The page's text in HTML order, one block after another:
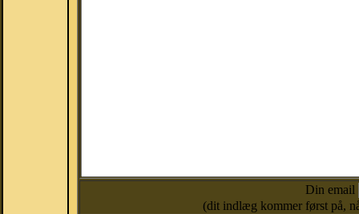
Din email
(dit indlæg kommer først på,